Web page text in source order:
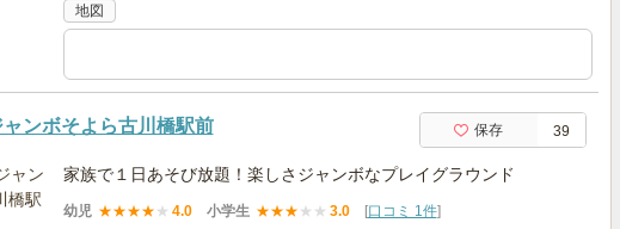
地図
ンボそよら古川橋駅前 保存 39
家族で１日あそび放題！楽しさジャンボなプレイグラウンド
幼児 ★★★★ ★ 4.0 小学生 ★★★ ★ ★ 3.0 [口コミ 1件]